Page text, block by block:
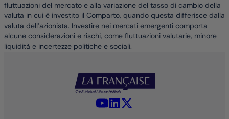
fluttuazioni del mercato e alla variazione del tasso di cambio della
valuta in cui è investito il Comparto, quando questa differisce dalla
valuta dell’azionista. Investire nei mercati emergenti comporta
alcune considerazioni e rischi, come fluttuazioni valutarie, minore
liquidità e incertezze politiche e sociali.
YouTube - La Française
LinkedIn - La Française